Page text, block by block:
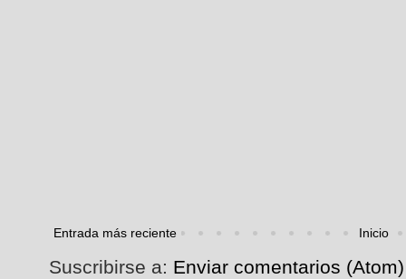
Entrada más reciente Inicio
Suscribirse a: Enviar comentarios (Atom)